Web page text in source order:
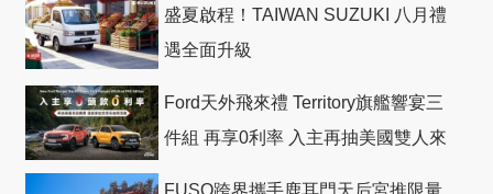
盛夏啟程！TAIWAN SUZUKI 八月禮
遇全面升級
Ford天外飛來禮 Territory旗艦響宴三
件組 再享0利率 入主再抽美國雙人來